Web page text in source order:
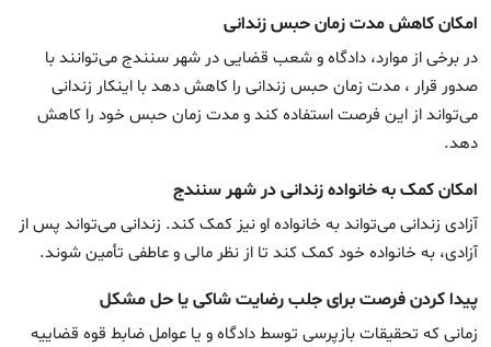
امکان کاهش مدت زمان حبس زندانی
در برخی از موارد، دادگاه و شعب قضایی در شهر سنندج می‌توانند با
صدور قرار ، مدت زمان حبس زندانی را کاهش دهد با اینکار زندانی
می‌تواند از این فرصت استفاده کند و مدت زمان حبس خود را کاهش
دهد.
امکان کمک به خانواده زندانی در شهر سنندج
آزادی زندانی می‌تواند به خانواده او نیز کمک کند. زندانی می‌تواند پس از
آزادی، به خانواده خود کمک کند تا از نظر مالی و عاطفی تأمین شوند.
پیدا کردن فرصت برای جلب رضایت شاکی یا حل مشکل
زمانی که تحقیقات بازپرسی توسط دادگاه و یا عوامل ضابط قوه قضاییه